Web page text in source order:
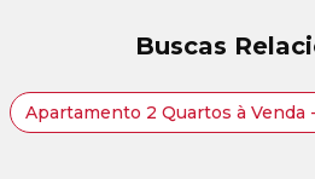
Buscas
Apartamento 2 Quartos à